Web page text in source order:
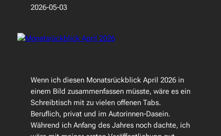
2026-05-03
Wenn ich diesen Monatsrückblick April 2026 in
einem Bild zusammenfassen müsste, wäre es ein
Schreibtisch mit zu vielen offenen Tabs.
Beruflich, privat und im Autorinnen-Dasein.
Während ich Anfang des Jahres noch dachte, ich